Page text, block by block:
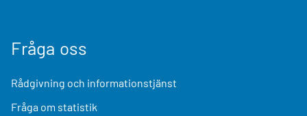
Fråga oss
Rådgivning och informationstjänst
Fråga om statistik